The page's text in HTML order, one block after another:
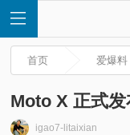
首页 爱爆料
Moto X 正式发
igao7-litaixian